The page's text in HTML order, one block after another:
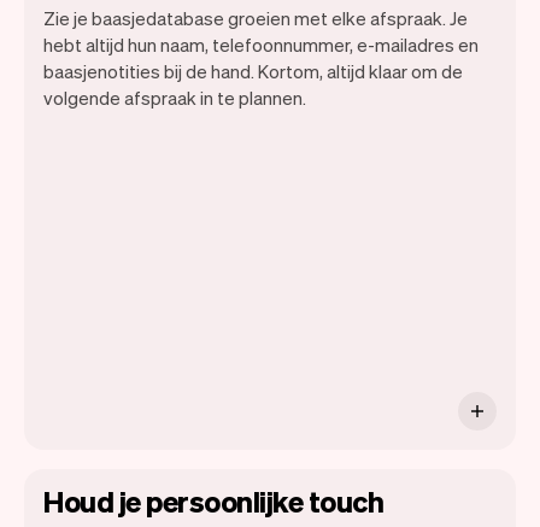
Zie je baasjedatabase groeien met elke afspraak. Je
hebt altijd hun naam, telefoonnummer, e-mailadres en
baasjenotities bij de hand. Kortom, altijd klaar om de
volgende afspraak in te plannen.
Met Vev kun je je focussen op je dag. Je
Houd je persoonlijke touch